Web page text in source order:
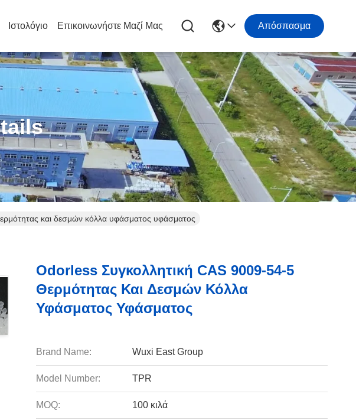
Ιστολόγιο Επικοινωνήστε Μαζί Μας Απόσπασμα
και δεσμών κόλλα υφάσματος υφάσματος
Odorless Συγκολλητική CAS 9009-54-5
Θερμότητας Και Δεσμών Κόλλα
Υφάσματος Υφάσματος
Brand Name: Wuxi East Group
Model Number: TPR
MOQ: 100 κιλά